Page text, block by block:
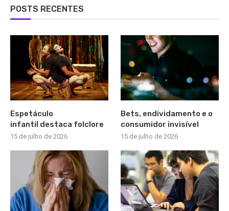
POSTS RECENTES
Espetáculo
infantil destaca folclore
15 de julho de 2026
Bets, endividamento e o
consumidor invisível
15 de julho de 2026